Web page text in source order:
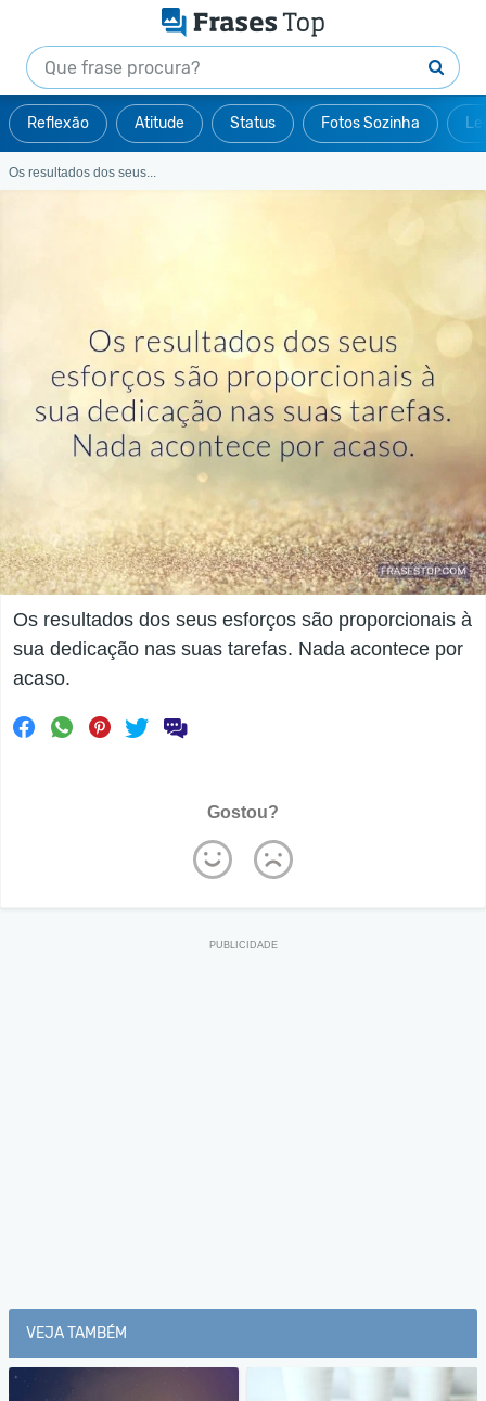
Reflexão Atitude Status Fotos Sozinha
Os resultados dos seus...
Os resultados dos seus esforços são proporcionais à
sua dedicação nas suas tarefas. Nada acontece por
acaso.
Gostou?
VEJA TAMBÉM